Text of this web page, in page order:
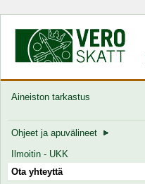
Aineiston tarkastus
Ohjeet ja apuvälineet
Ilmoitin - UKK
Ota yhteyttä